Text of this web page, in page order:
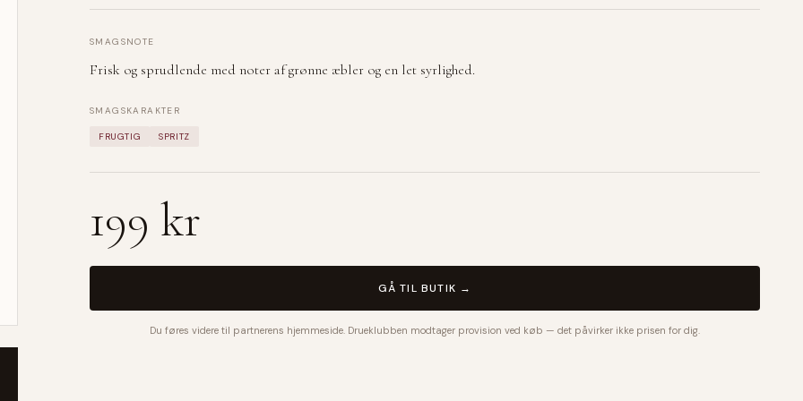
SMAGSNOTE
Frisk og sprudlende med noter af grønne æbler og en let syrlighed.
SMAGSKARAKTER
FRUGTIG SPRITZ
199 kr
GÅ TIL BUTIK →
Du føres videre til partnerens hjemmeside. Drueklubben modtager provision ved køb — det påvirker ikke prisen for dig.